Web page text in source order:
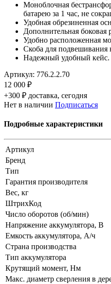
Моноблочная
батарею за 1 час, не
Удобная обрезиненная
Дополнительная боковая
Удобно расположенная
Скоба для подвешивания
Надежный удобный кейс.
Артикул: 776.2.2.70
12 000 ₽
+300 ₽ доставка, сегодня
Нет в наличии Подписаться
Подробные характеристики
Артикул
Бренд
Тип
Гарантия производителя
Вес, кг
ШтрихКод
Число оборотов (об/мин)
Напряжение аккумулятора, В
Емкость аккумулятора, А/ч
Страна производства
Тип аккумулятора
Крутящий момент, Нм
Макс. диаметр сверления в